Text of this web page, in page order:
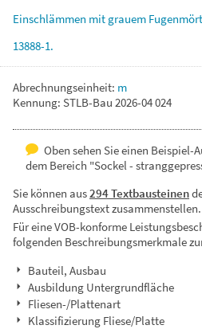
Einschlämmen mit grauem
13888-1.
Abrechnungseinheit: m
Kennung: STLB-Bau 2026-04 024
Oben sehen Sie einen Beispiel-
dem Bereich "Sockel -
Sie können aus294 Textbausteinen
Ausschreibungstext zusammenstellen.
Für eine VOB-konforme
folgenden Beschreibungsmerkmale
Bauteil, Ausbau
Ausbildung Untergrundfläche
Fliesen-/Plattenart
Klassifizierung Fliese/Platte